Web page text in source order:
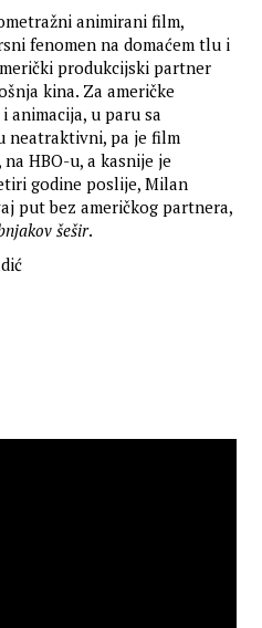
animirani film,
fenomen na domaćem tlu i
produkcijski partner
kina. Za američke
animacija, u paru sa
neatraktivni, pa je film
HBO-u, a kasnije je
godine poslije, Milan
put bez američkog partnera,
šešir.